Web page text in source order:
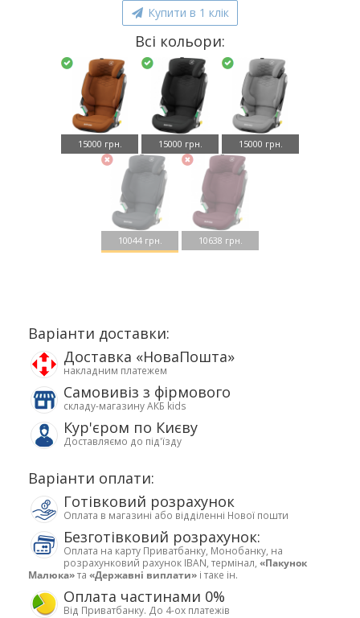
Купити в 1 клік
Всі кольори:
15000 грн. 15000 грн. 15000 грн.
10044 грн. 10638 грн.
Варіанти доставки:
Доставка «НоваПошта»
накладним платежем
Самовивіз з фірмового
складу-магазину АКБ kids
Кур'єром по Києву
Доставляємо до під'їзду
Варіанти оплати:
Готівковий розрахунок
Оплата в магазині або відділенні Нової пошти
Безготівковий розрахунок:
Оплата на карту Приватбанку, Монобанку, на
розрахунковий рахунок IBAN, термінал, «Пакунок
Малюка»та «Державні виплати» і таке ін.
Оплата частинами 0%
Від Приватбанку. До 4-ох платежів